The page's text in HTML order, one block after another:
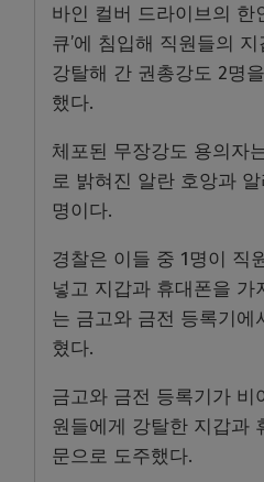
바인 컬버 드라이브의 한
큐’에 침입해 직원들의
강탈해 간 권총강도 2명
했다.
체포된 무장강도 용의자
로 밝혀진 알란 호앙과
명이다.
경찰은 이들 중 1명이 직
넣고 지갑과 휴대폰을
는 금고와 금전 등록기에
혔다.
금고와 금전 등록기가 비
원들에게 강탈한 지갑과
문으로 도주했다.